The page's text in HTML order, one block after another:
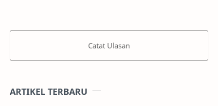
Catat Ulasan
ARTIKEL TERBARU